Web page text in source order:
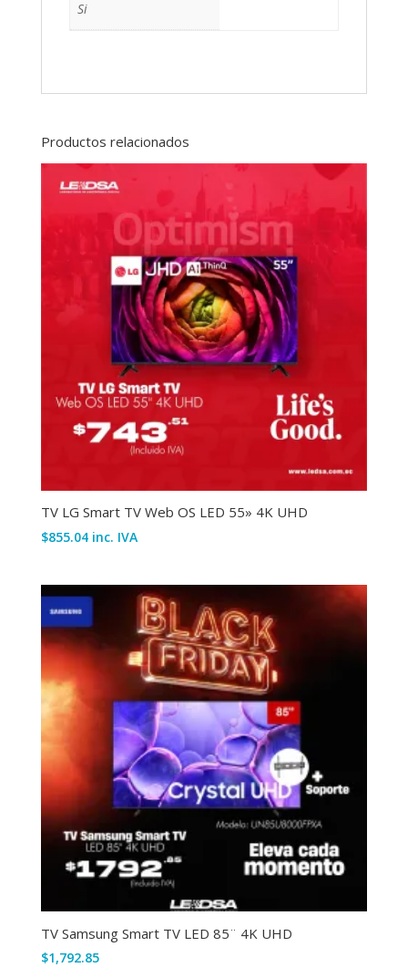
Si
Productos relacionados
TV LG Smart TV Web OS LED 55» 4K UHD
$855.04 inc. IVA
TV Samsung Smart TV LED 85¨ 4K UHD
$1,792.85